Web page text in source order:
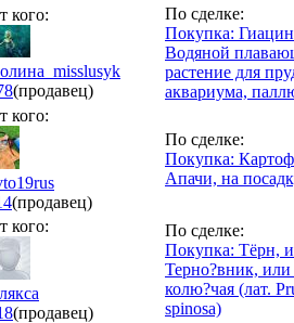
кого:
(продавец)
По сделке:
Покупка:
Водяной
растение для
аквариума,
кого:
(продавец)
По сделке:
Покупка:
Апачи, на
кого:
(продавец)
По сделке:
Покупка: Тёрн,
Терно?вник,
колю?чая (лат.
spinosa)